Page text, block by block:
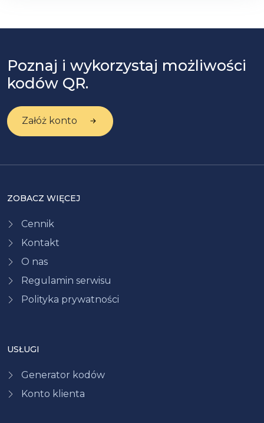
Poznaj i wykorzystaj możliwości
kodów QR.
Załóż konto
USŁUGI
Generator kodów
Konto klienta
ZOBACZ WIĘCEJ
Cennik
Kontakt
O nas
Regulamin serwisu
Polityka prywatności